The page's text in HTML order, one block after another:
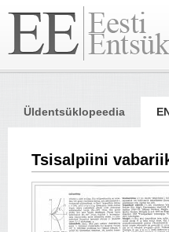
Üldentsüklopeedia
Tsisalpiini